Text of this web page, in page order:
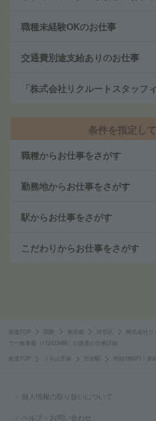
職種未経験OKのお仕事
交通費別途支給ありのお仕事
「株式会社リクルートスタッフ
条件を指定し
職種からお仕事をさがす
勤務地からお仕事をさがす
駅からお仕事をさがす
こだわりからお仕事をさがす
派遣TOP 関東 東京都 渋谷区 株式会社リ
で一般事務（112423488）の派遣の仕事詳細
派遣TOP ＪＲ山手線 渋谷駅 時給1900円！
個人情報の取り扱いについて
ヘルプ・お問い合わせ